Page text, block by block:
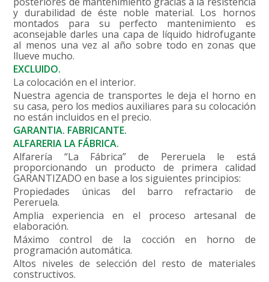
y durabilidad de éste noble material. Los hornos
montados para su perfecto mantenimiento es
aconsejable darles una capa de líquido hidrofugante
al menos una vez al año sobre todo en zonas que
llueve mucho.
EXCLUIDO.
La colocación en el interior.
Nuestra agencia de transportes le deja el horno en
su casa, pero los medios auxiliares para su colocación
no están incluidos en el precio.
GARANTIA. FABRICANTE.
ALFARERIA LA FÁBRICA.
Alfarería “La Fábrica” de Pereruela le está
proporcionando un producto de primera calidad
GARANTIZADO en base a los siguientes principios:
Propiedades únicas del barro refractario de
Pereruela.
Amplia experiencia en el proceso artesanal de
elaboración.
Máximo control de la cocción en horno de
programación automática.
Altos niveles de selección del resto de materiales
constructivos.